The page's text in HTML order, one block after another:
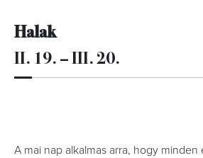
Halak
II. 19. – III. 20.
A mai nap alkalmas arra, hogy